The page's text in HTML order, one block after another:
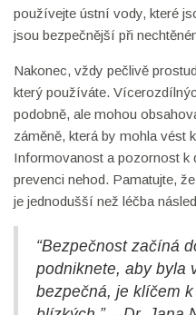
používejte ústní vody, které
jsou bezpečnější při
Nakonec, vždy pečlivě
který používáte.
podobně, ale mohou
záměně, která by mohla vést
Informovanost a pozornost k
prevenci nehod. Pamatujte,
je jednodušší než léčba
“Bezpečnost začíná
podniknete, aby byla
bezpečná, je klíčem